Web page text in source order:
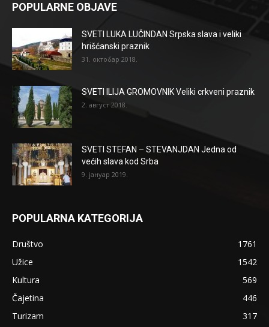
POPULARNE OBJAVE
SVETI LUKA LUČINDAN Srpska slava i veliki
hrišćanski praznik
31. октобар 2018.
SVETI ILIJA GROMOVNIK Veliki crkveni praznik
2. август 2018.
SVETI STEFAN – STEVANJDAN Jedna od
većih slava kod Srba
9. јануар 2019.
POPULARNA KATEGORIJA
Društvo
1761
Užice
1542
Kultura
569
Čajetina
446
Turizam
317